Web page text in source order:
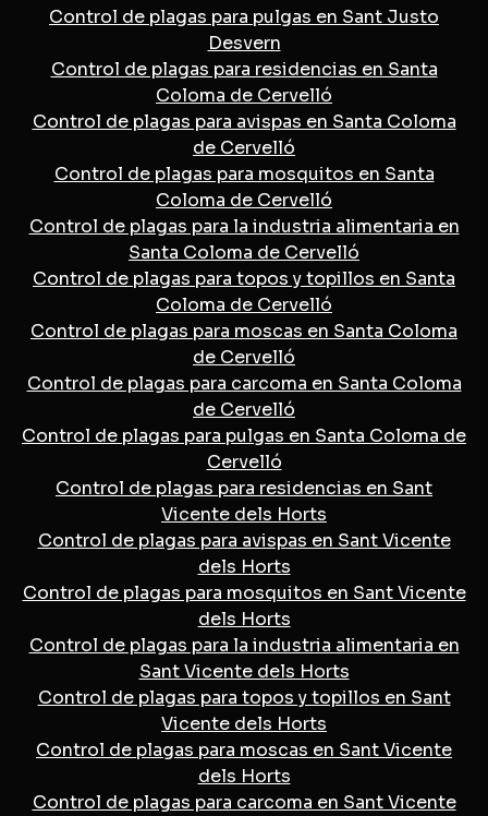
Control de plagas para pulgas en Sant Justo
Desvern
Control de plagas para residencias en Santa
Coloma de Cervelló
Control de plagas para avispas en Santa Coloma
de Cervelló
Control de plagas para mosquitos en Santa
Coloma de Cervelló
Control de plagas para la industria alimentaria en
Santa Coloma de Cervelló
Control de plagas para topos y topillos en Santa
Coloma de Cervelló
Control de plagas para moscas en Santa Coloma
de Cervelló
Control de plagas para carcoma en Santa Coloma
de Cervelló
Control de plagas para pulgas en Santa Coloma de
Cervelló
Control de plagas para residencias en Sant
Vicente dels Horts
Control de plagas para avispas en Sant Vicente
dels Horts
Control de plagas para mosquitos en Sant Vicente
dels Horts
Control de plagas para la industria alimentaria en
Sant Vicente dels Horts
Control de plagas para topos y topillos en Sant
Vicente dels Horts
Control de plagas para moscas en Sant Vicente
dels Horts
Control de plagas para carcoma en Sant Vicente